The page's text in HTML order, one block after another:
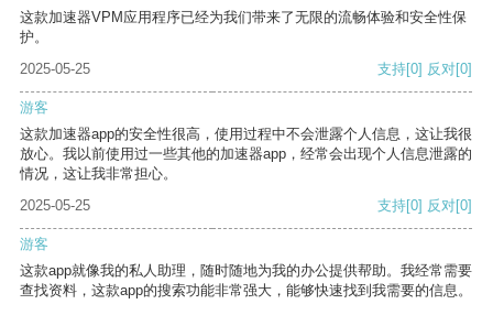
这款加速器VPM应用程序已经为我们带来了无限的流畅体验和安全性保
护。
2025-05-25
支持[0] 反对[0]
游客
这款加速器app的安全性很高，使用过程中不会泄露个人信息，这让我很
放心。我以前使用过一些其他的加速器app，经常会出现个人信息泄露的
情况，这让我非常担心。
2025-05-25
支持[0] 反对[0]
游客
这款app就像我的私人助理，随时随地为我的办公提供帮助。我经常需要
查找资料，这款app的搜索功能非常强大，能够快速找到我需要的信息。